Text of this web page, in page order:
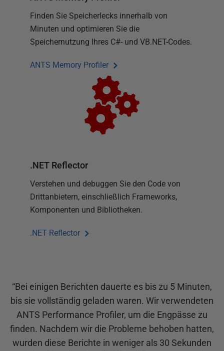
Finden Sie Speicherlecks innerhalb von
Minuten und optimieren Sie die
Speichernutzung Ihres C#- und VB.NET-Codes.
ANTS Memory Profiler
.NET Reflector
Verstehen und debuggen Sie den Code von
Drittanbietern, einschließlich Frameworks,
Komponenten und Bibliotheken.
.NET Reflector
“Bei einigen Berichten dauerte es bis zu 5 Minuten,
bis sie vollständig geladen waren. Wir verwendeten
ANTS Performance Profiler, um die Engpässe zu
finden. Nachdem wir die Probleme behoben hatten,
wurden diese Berichte in weniger als 30 Sekunden